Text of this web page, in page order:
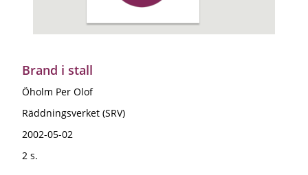
Brand i stall
Öholm Per Olof
Räddningsverket (SRV)
2002-05-02
2 s.